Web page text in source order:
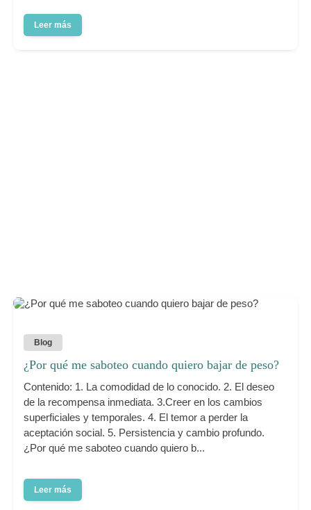
Leer más
Blog
¿Por qué me saboteo cuando quiero bajar de peso?
Contenido: 1. La comodidad de lo conocido. 2. El deseo
de la recompensa inmediata. 3.Creer en los cambios
superficiales y temporales. 4. El temor a perder la
aceptación social. 5. Persistencia y cambio profundo.
¿Por qué me saboteo cuando quiero b...
Leer más